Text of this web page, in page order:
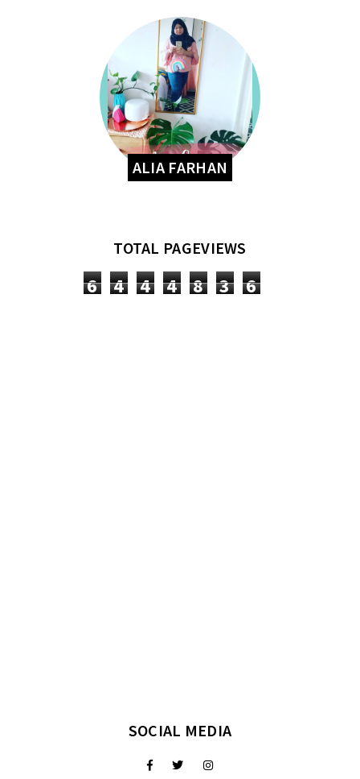
ALIA FARHAN
TOTAL PAGEVIEWS
6 4 4 4 8 3 6
SOCIAL MEDIA